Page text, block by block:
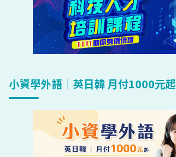
小資學外語｜英日韓 月付1000元起